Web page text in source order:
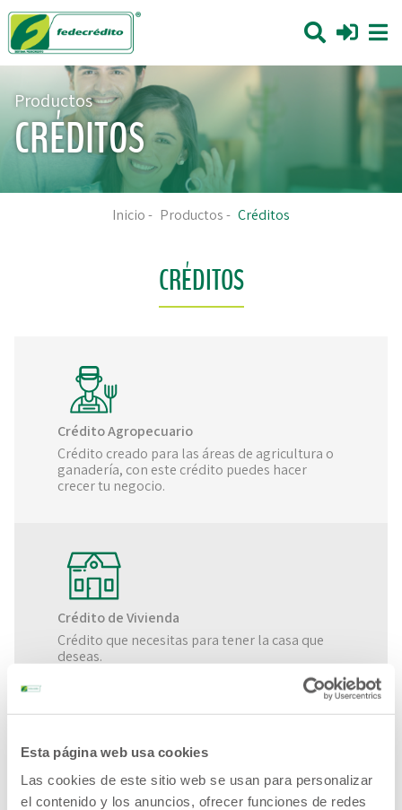
Esta página web usa cookies
Las cookies de este sitio web se usan para personalizar
el contenido y los anuncios, ofrecer funciones de redes
Productos
CRÉDITOS
Inicio- Productos- Créditos
CRÉDITOS
Crédito Agropecuario
Crédito creado para las áreas de agricultura o
ganadería, con este crédito puedes hacer
crecer tu negocio.
Crédito de Vivienda
Crédito que necesitas para tener la casa que
deseas.
Crédito para Micro, Pequeña y Mediana